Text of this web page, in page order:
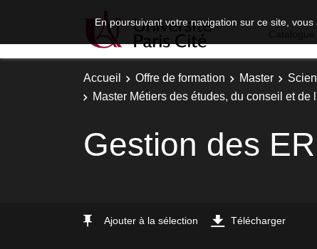
En poursuivant votre navigation sur ce site,
Accueil Offre de formation Master
Master Métiers des études, du conseil et
Gestion des
Ajouter à la sélection Télécharger